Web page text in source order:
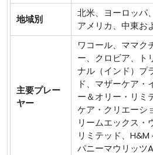
地域別
北米、ヨーロッパ
アメリカ、中東お
主要プレー
ヤー
ワコール、ママク
ー、クロビア、ト
ナル（インド）プ
ド、マザーケア・
ー＆オリー・リミ
ケア・クリエーシ
リームエックス・
リミテッド、
パニーマウリッツ